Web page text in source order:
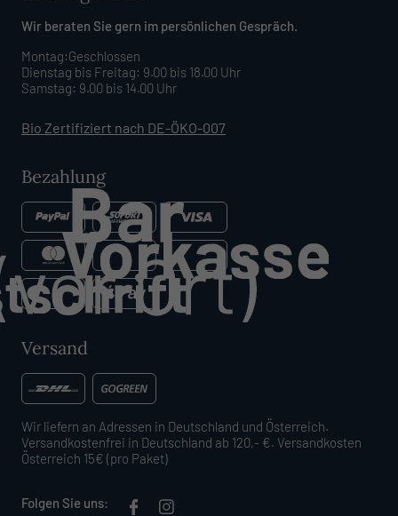
Wir beraten Sie gern im persönlichen Gespräch.
Montag:Geschlossen
Dienstag bis Freitag: 9.00 bis 18.00 Uhr
Samstag: 9.00 bis 14.00 Uhr
Bio Zertifiziert nach DE-ÖKO-007
Bezahlung
Versand
Wir liefern an Adressen in Deutschland und Österreich.
Versandkostenfrei in Deutschland ab 120,- €. Versandkosten
Österreich 15€ (pro Paket)
Folgen Sie uns: